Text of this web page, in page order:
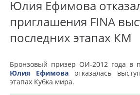
Юлия Ефимова
приглашения FINA
последних этапах КМ
Бронзовый призер ОИ-2012 года в
Юлия Ефимова отказалась
этапах Кубка мира.